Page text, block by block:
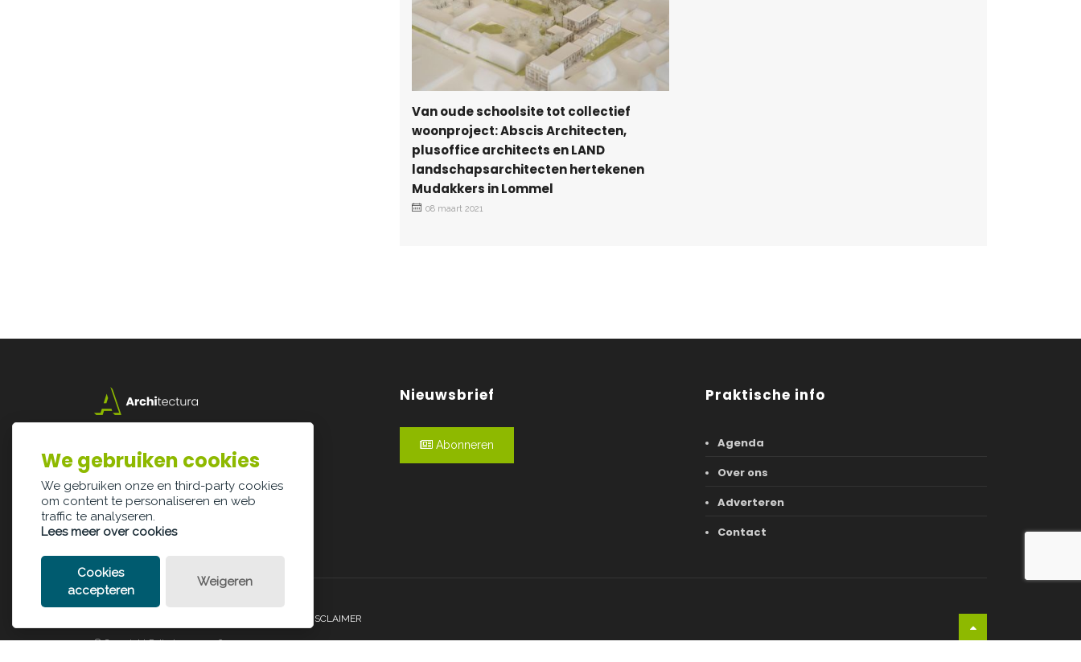
Van oude schoolsite tot collectief
woonproject: Abscis Architecten,
plusoffice architects en LAND
landschapsarchitecten hertekenen
Mudakkers in Lommel
08 maart 2021
3500 Hasselt
info@architectura.be
Nieuwsbrief
Abonneren
Praktische info
Agenda
Over ons
Adverteren
Contact
LEGAL DISCLAIMER
© Copyright Palindroom 2026
We gebruiken cookies
We gebruiken onze en third-party cookies
om content te personaliseren en web
traffic te analyseren.
Lees meer over cookies
Cookies
accepteren
Weigeren